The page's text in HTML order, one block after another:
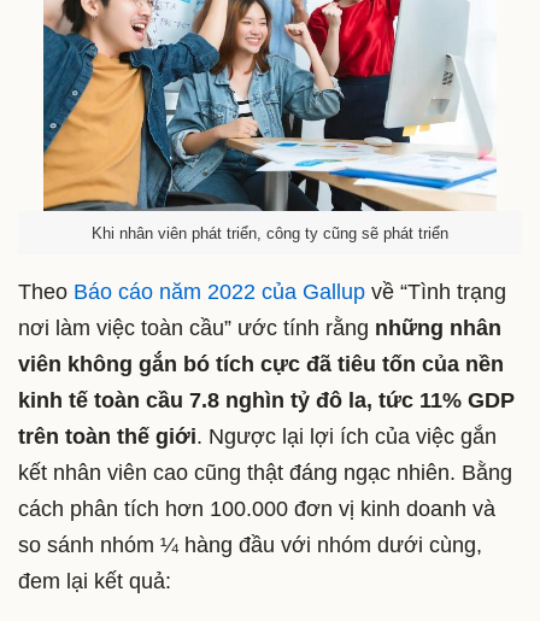
Khi nhân viên phát triển, công ty cũng sẽ phát triển
Theo Báo cáo năm 2022 của Gallup về “Tình trạng
nơi làm việc toàn cầu” ước tính rằng những nhân
viên không gắn bó tích cực đã tiêu tốn của nền
kinh tế toàn cầu 7.8 nghìn tỷ đô la, tức 11% GDP
trên toàn thế giới. Ngược lại lợi ích của việc gắn
kết nhân viên cao cũng thật đáng ngạc nhiên. Bằng
cách phân tích hơn 100.000 đơn vị kinh doanh và
so sánh nhóm ¼ hàng đầu với nhóm dưới cùng,
đem lại kết quả: